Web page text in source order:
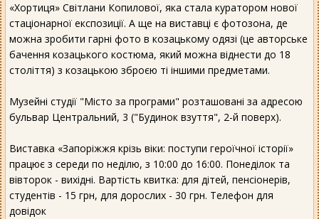
«Хортиця» Світлани Копилової, яка стала куратором нової
стаціонарної експозиції. А ще на виставці є фотозона, де
можна зробити гарні фото в козацькому одязі (це авторське
бачення козацького костюма, який можна віднести до 18
століття) з козацькою зброєю ті іншими предметами.
Музейні студії "Місто за програми" розташовані за адресою
бульвар Центральний, 3 ("Будинок взуття", 2-й поверх).
Виставка «Запоріжжя крізь віки: поступи героїчної історії»
працює з середи по неділю, з 10:00 до 16:00. Понеділок та
вівторок - вихідні. Вартість квитка: для дітей, пенсіонерів,
студентів - 15 грн, для дорослих - 30 грн. Телефон для
довідок